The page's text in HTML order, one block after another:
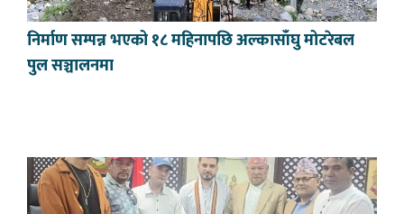
निर्माण सम्पन्न भएको १८ महिनापछि अल्कासाँघु मोटरेबल
पुल सञ्चालनमा